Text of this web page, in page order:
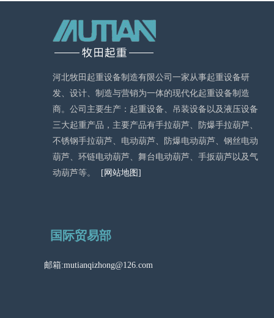
河北牧田起重设备制造有限公司一家从事起重设备研
发、设计、制造与营销为一体的现代化起重设备制造
商。公司主要生产：起重设备、吊装设备以及液压设备
三大起重产品，主要产品有手拉葫芦、防爆手拉葫芦、
不锈钢手拉葫芦、电动葫芦、防爆电动葫芦、钢丝电动
葫芦、环链电动葫芦、舞台电动葫芦、手扳葫芦以及气
动葫芦等。
[网站地图]
国际贸易部
邮箱:mutianqizhong@126.com